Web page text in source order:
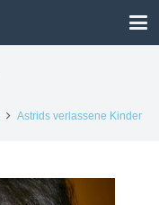
Astrids verlassene Kinder